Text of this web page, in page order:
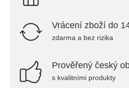
Vrácení zboží do
zdarma a bez rizika
Prověřený český
s kvalitními produkty